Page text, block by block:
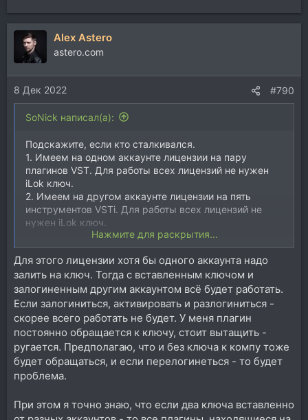
Alex Astero
astero.com
8 Дек 2022 #790
SoNick написал(а):
Подскажите, если кто сталкивался.
1. Имеем на одном аккаунте лицензии на пару
плагинов VST. Для работы всех лицензий не нужен
iLok ключ.
2. Имеем на другом аккаунте лицензии на пять
инструментов VSTi. Для работы всех лицензий не
нужен iLok ключ.
Вопрос: можно ли использовать два iLok аккаунта на
одном пк?
Сценарий такой:
- Залогинился в один аккаунт -> активировал все VST
на пк -> разлогинился.
- Залогинился в другой аккаунт -> активировал все
VSTi на пк -> разлогинился.
Будет работать ?
Нажмите для раскрытия...
Для этого лицензии хотя бы одного аккаунта надо
залить на ключ. Тогда с вставленным ключом и
залогиненным другим аккаунтом всё будет работать.
Если залогиниться, активировать и разлогиниться -
скорее всего работать не будет. У меня плагин
постоянно обращается к ключу, стоит вытащить -
ругается. Предполагаю, что и без ключа к компу тоже
будет обращаться, и если перелогинеться - то будет
проблема.
При этом я точно знаю, что если два ключа вставленно